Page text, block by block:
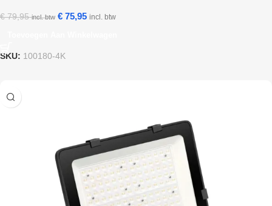
€79,95 incl. btw € 75,95 incl. btw
SKU: 100180-4K